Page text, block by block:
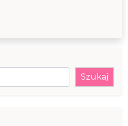
Szukaj